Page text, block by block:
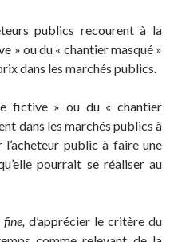
publics recourent à la
» ou du « chantier masqué »
dans les marchés publics.
fictive » ou du « chantier
dans les marchés publics à
public à faire une
pourrait se réaliser au
d’apprécier le critère du